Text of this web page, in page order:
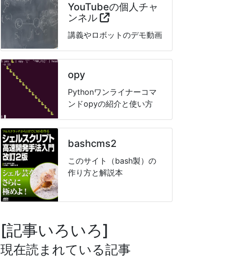
YouTubeの個人チャ
ンネル
講義やロボットのデモ動画
opy
Pythonワンライナーコマ
ンドopyの紹介と使い方
bashcms2
このサイト（bash製）の
作り方と解説本
記事いろいろ
現在読まれている記事